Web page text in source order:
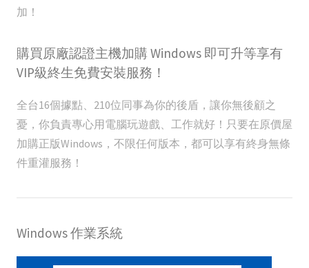
加！
購買原廠認證主機加購 Windows 即可升等享有
VIP級終生免費安裝服務！
全台16個據點、210位同事為你的後盾，讓你無後顧之
憂，你負責專心用電腦玩遊戲、工作就好！只要在原價屋
加購正版Windows，不限任何版本，都可以享有終身無條
件重灌服務！
Windows 作業系統